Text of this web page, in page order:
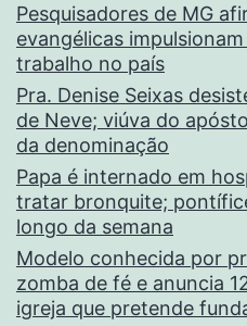
Pesquisadores de MG
evangélicas
trabalho no país
Pra. Denise Seixas
de Neve; viúva do
da denominação
Papa é internado em
tratar bronquite;
longo da semana
Modelo conhecida por
zomba de fé e anuncia
igreja que pretende